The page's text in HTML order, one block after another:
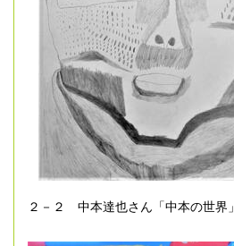
２－２ 中本達也さん「中本の世界」